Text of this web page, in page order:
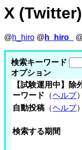
X
@h_hiro @ h_hiro_
検索キーワード
オプション
【試験運用中】除
ーワード （ヘルプ）
自動投稿 （ヘルプ）
検索する期間